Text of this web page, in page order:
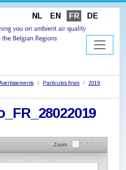
NL EN FR DE
Particules fines
2019
Zoom